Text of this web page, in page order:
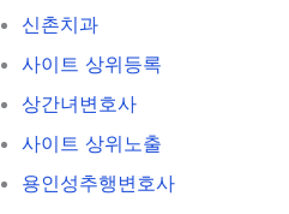
신촌치과
사이트 상위등록
상간녀변호사
사이트 상위노출
용인성추행변호사